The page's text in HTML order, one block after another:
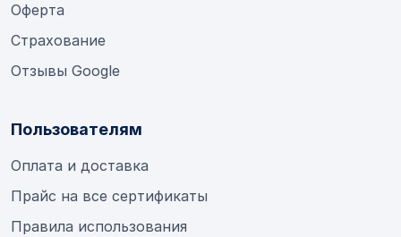
Оферта
Страхование
Отзывы Google
Пользователям
Оплата и доставка
Прайс на все сертификаты
Правила использования